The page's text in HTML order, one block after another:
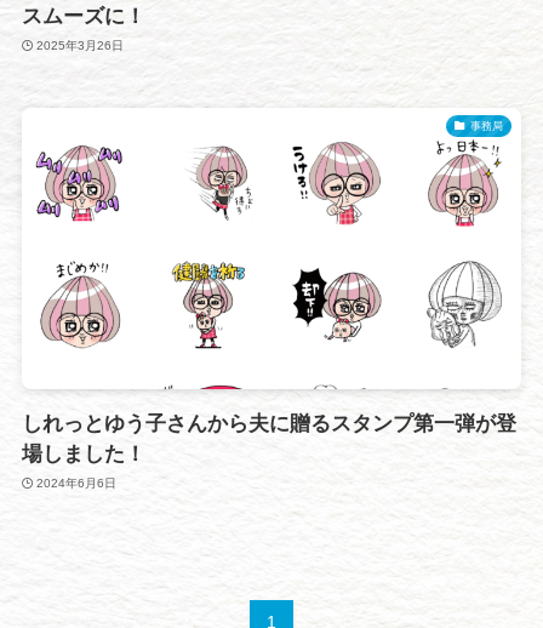
スムーズに！
2025年3月26日
事務局
しれっとゆう子さんから夫に贈るスタンプ第一弾が登
場しました！
2024年6月6日
1